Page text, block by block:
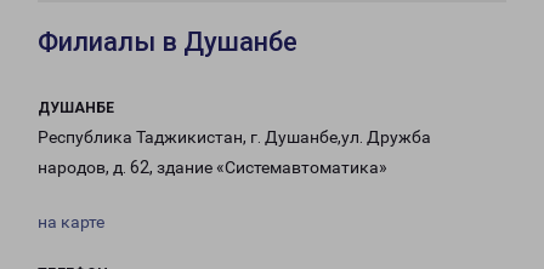
Филиалы в Душанбе
ДУШАНБЕ
Республика Таджикистан, г. Душанбе,ул. Дружба
народов, д. 62, здание «Системавтоматика»
на карте